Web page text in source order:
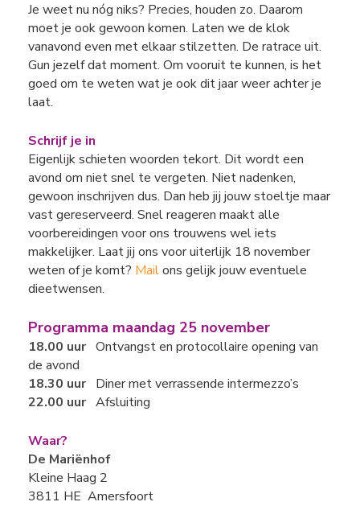
Je weet nu nóg niks? Precies, houden zo. Daarom
moet je ook gewoon komen. Laten we de klok
vanavond even met elkaar stilzetten. De ratrace uit.
Gun jezelf dat moment. Om vooruit te kunnen, is het
goed om te weten wat je ook dit jaar weer achter je
laat.
Schrijf je in
Eigenlijk schieten woorden tekort. Dit wordt een
avond om niet snel te vergeten. Niet nadenken,
gewoon inschrijven dus. Dan heb jij jouw stoeltje maar
vast gereserveerd. Snel reageren maakt alle
voorbereidingen voor ons trouwens wel iets
makkelijker. Laat jij ons voor uiterlijk 18 november
weten of je komt? Mailons gelijk jouw eventuele
dieetwensen.
Programma maandag 25 november
18.00 uurOntvangst en protocollaire opening van
de avond
18.30 uurDiner met verrassende intermezzo’s
22.00 uurAfsluiting
Waar?
De Mariënhof
Kleine Haag 2
3811 HE Amersfoort